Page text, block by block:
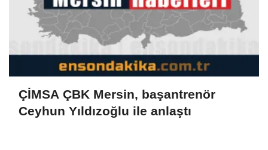
ÇİMSA ÇBK Mersin, başantrenör
Ceyhun Yıldızoğlu ile anlaştı